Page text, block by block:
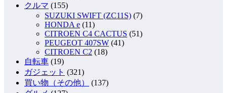
クルマ (155)
SUZUKI SWIFT (ZC11S) (7)
HONDA e (11)
CITROEN C4 CACTUS (51)
PEUGEOT 407SW (41)
CITROEN C2 (18)
自転車 (19)
ガジェット (321)
買い物（その他）
(137)